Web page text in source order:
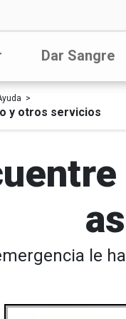
Dar Sangre
y otros servicios
le